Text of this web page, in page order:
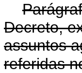
Decreto,
assuntos
referidas